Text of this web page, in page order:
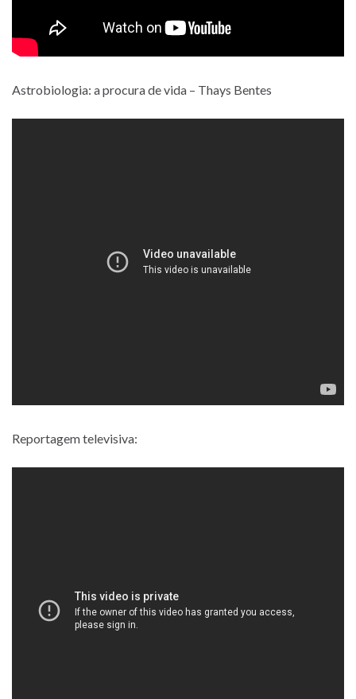
Astrobiologia: a procura de vida – Thays Bentes
Reportagem televisiva: